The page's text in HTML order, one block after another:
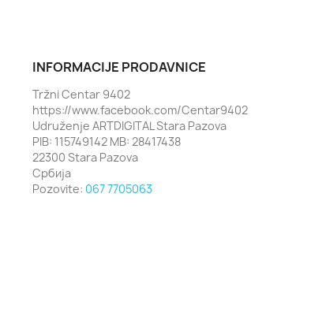
INFORMACIJE PRODAVNICE
Tržni Centar 9402
https://www.facebook.com/Centar9402
Udruženje ARTDIGITAL Stara Pazova
PIB: 115749142 MB: 28417438
22300 Stara Pazova
Србија
Pozovite: 067 7705063